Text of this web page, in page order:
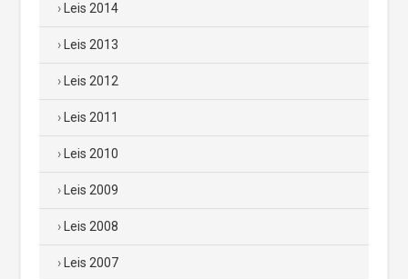
Leis 2014
Leis 2013
Leis 2012
Leis 2011
Leis 2010
Leis 2009
Leis 2008
Leis 2007